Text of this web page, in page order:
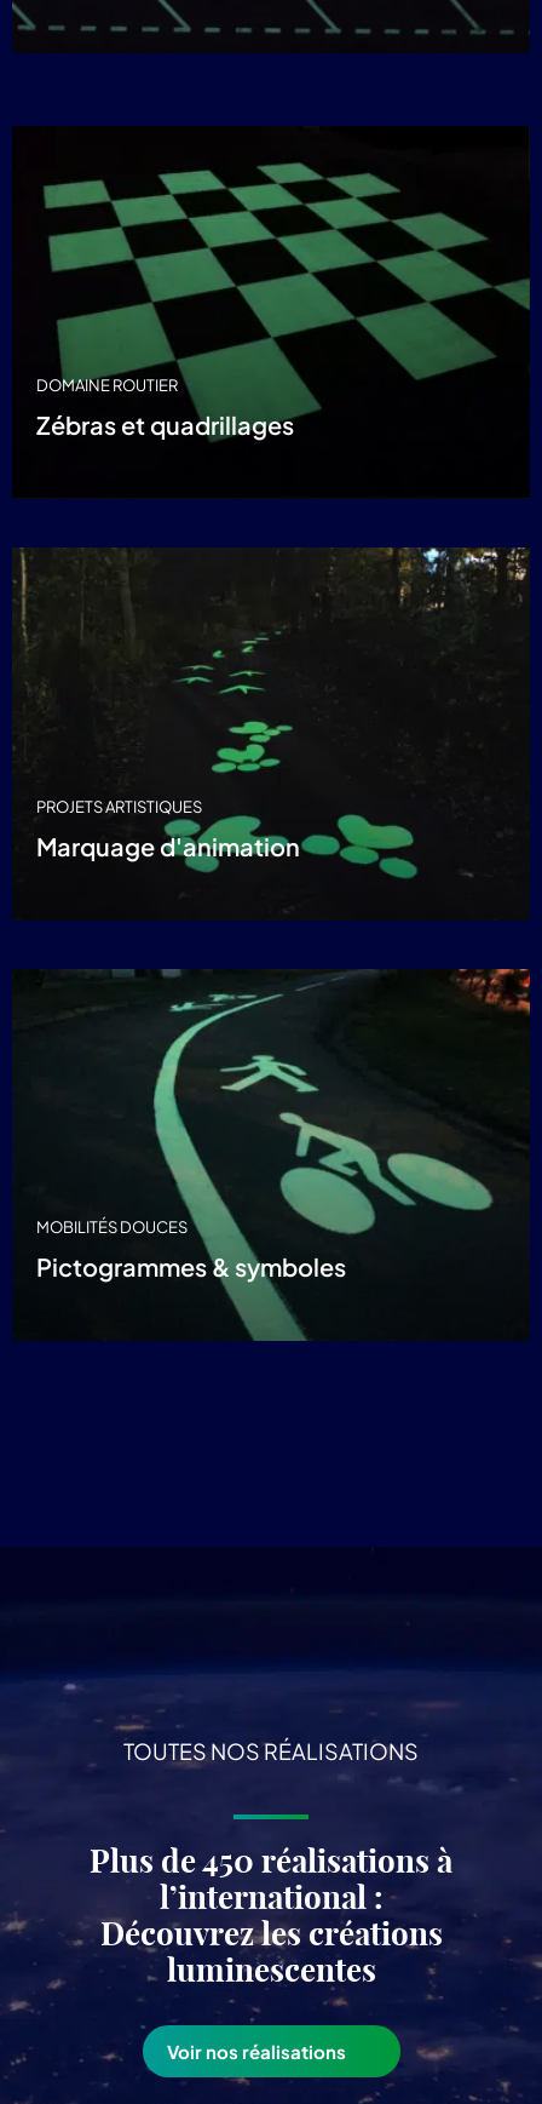
DOMAINE ROUTIER
Zébras et quadrillages
PROJETS ARTISTIQUES
Marquage d'animation
MOBILITÉS DOUCES
Pictogrammes & symboles
TOUTES NOS RÉALISATIONS
Plus de 450 réalisations à
l’international :
Découvrez les créations
luminescentes
Voir nos réalisations